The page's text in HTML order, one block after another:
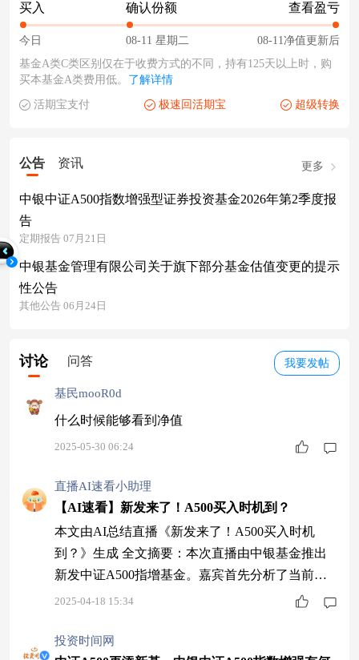
买入
今日
确认份额
08-11 星期二
查看盈亏
08-11净值更新后
基金A类C类区别仅在于收费方式的不同，持有125天以上时，购
买本基金A类费用低。 了解详情
活期宝支付 极速回活期宝 超级转换
公告 资讯 更多
中银中证A500指数增强型证券投资基金2026年第2季度报
告
定期报告 07月21日
中银基金管理有限公司关于旗下部分基金估值变更的提示
性公告
其他公告 06月24日
我要发帖
讨论 问答
基民mooR0d
什么时候能够看到净值
2025-05-30 06:24
直播AI速看小助理
【AI速看】新发来了！A500买入时机到？
本文由AI总结直播《新发来了！A500买入时机
到？》生成 全文摘要：本次直播由中银基金推出
新发中证A500指增基金。嘉宾首先分析了当前权
益市场的波动及特朗普关税政策对全球市场的影
可能提供投资机会。随后，嘉宾介绍了中证500指
2025-04-18 15:34
投资时间网